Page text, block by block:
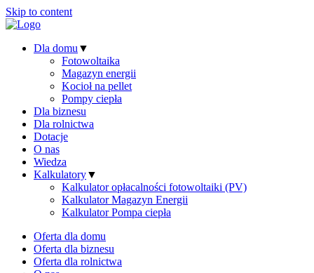
Skip to content
Dla domu ▼
Fotowoltaika
Magazyn energii
Kocioł na pellet
Pompy ciepła
Dla biznesu
Dla rolnictwa
Dotacje
O nas
Wiedza
Kalkulatory▼
Kalkulator opłacalności fotowoltaiki (PV)
Kalkulator Magazyn Energii
Kalkulator Pompa ciepła
Oferta dla domu
Oferta dla biznesu
Oferta dla rolnictwa